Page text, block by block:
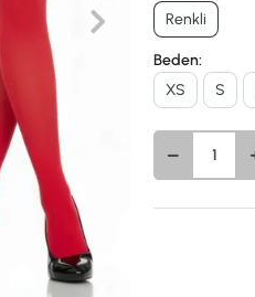
Renkli
Beden:
XS
S